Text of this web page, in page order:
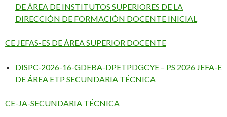
DE ÁREA DE INSTITUTOS SUPERIORES DE LA
DIRECCIÓN DE FORMACIÓN DOCENTE INICIAL
CE JEFAS-ES DE ÁREA SUPERIOR DOCENTE
DISPC-2026-16-GDEBA-DPETPDGCYE – PS 2026 JEFA-E
DE ÁREA ETP SECUNDARIA TÉCNICA
CE-JA-SECUNDARIA TÉCNICA